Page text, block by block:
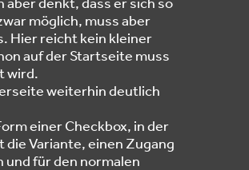
möglich, muss aber
Hier reicht kein kleiner
auf der Startseite muss
wird.
weiterhin deutlich
einer Checkbox, in der
Variante, einen Zugang
und für den normalen